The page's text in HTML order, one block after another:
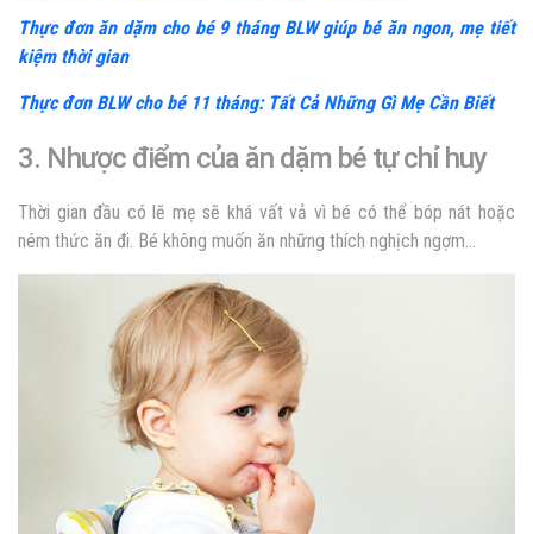
Thực đơn ăn dặm cho bé 9 tháng BLW giúp bé ăn ngon, mẹ tiết
kiệm thời gian
Thực đơn BLW cho bé 11 tháng: Tất Cả Những Gì Mẹ Cần Biết
3. Nhược điểm của ăn dặm bé tự chỉ huy
Thời gian đầu có lẽ mẹ sẽ khá vất vả vì bé có thể bóp nát hoặc
ném thức ăn đi. Bé không muốn ăn những thích nghịch ngợm…